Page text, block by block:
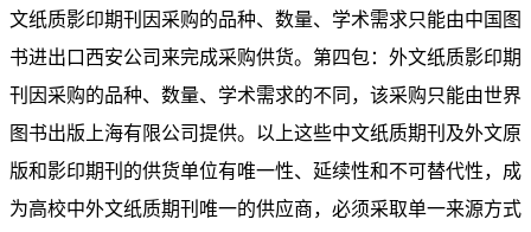
文纸质影印期刊因采购的品种、数量、学术需求只能由中国图
书进出口西安公司来完成采购供货。第四包：外文纸质影印期
刊因采购的品种、数量、学术需求的不同，该采购只能由世界
图书出版上海有限公司提供。以上这些中文纸质期刊及外文原
版和影印期刊的供货单位有唯一性、延续性和不可替代性，成
为高校中外文纸质期刊唯一的供应商，必须采取单一来源方式